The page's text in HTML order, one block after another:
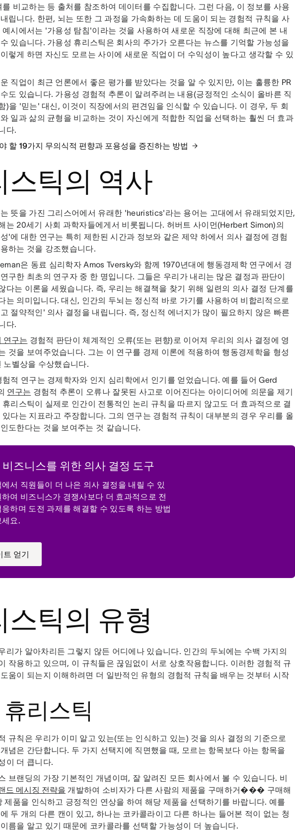
를 비교하는 등 출처를 참조하여 데이터를 수집합니다. 그런 다음, 이 정보를 사용
립니다. 한편, 뇌는 또한 그 과정을 가속화하는 데 도움이 되는 경험적 규칙을 사
예시에서는 '가용성 탐침'이라는 것을 사용하여 새로운 직장에 대해 최근에 본 내
있습니다. 가용성 휴리스틱은 회사의 주가가 오른다는 뉴스를 기억할 가능성을
렇게 하면 자신도 모르는 사이에 새로운 직업이 더 수익성이 높다고 생각할 수 있
직업이 최근 언론에서 좋은 평가를 받았다는 것을 알 수 있지만, 이는 훌륭한 PR
도 있습니다. 가용성 경험적 추론이 알려주려는 내용(긍정적인 소식이 올바른 직
)을 '믿는' 대신, 이것이 직장에서의 편견임을 인식할 수 있습니다. 이 경우, 두 회
일과 삶의 균형을 비교하는 것이 자신에게 적합한 직업을 선택하는 훨씬 더 효과
다.
할 19가지 무의식적 편향과 포용성을 증진하는 방법
스틱의 역사
뜻을 가진 그리스어에서 유래한 'heuristics'라는 용어는 고대에서 유래되었지만,
는 20세기 사회 과학자들에게서 비롯됩니다. 허버트 사이먼(Herbert Simon)의
'에 대한 연구는 특히 제한된 시간과 정보와 같은 제약 하에서 의사 결정에 경험
하는 것을 강조했습니다.
은 동료 심리학자 Amos Tversky와 함께 1970년대에 행동경제학 연구에서 경
구한 최초의 연구자 중 한 명입니다. 그들은 우리가 내리는 많은 결정과 판단이
다는 이론을 세웠습니다. 즉, 우리는 해결책을 찾기 위해 일련의 의사 결정 단계를
는 의미입니다. 대신, 인간의 두뇌는 정신적 바로 가기를 사용하여 비합리적으로
절약적인' 의사 결정을 내립니다. 즉, 정신적 에너지가 많이 필요하지 않은 빠른
다.
연구는 경험적 판단이 체계적인 오류(또는 편향)로 이어져 우리의 의사 결정에 영
것을 보여주었습니다. 그는 이 연구를 경제 이론에 적용하여 행동경제학을 형성
노벨상을 수상했습니다.
험적 연구는 경제학자와 인지 심리학에서 인기를 얻었습니다. 예를 들어 Gerd
연구는 경험적 추론이 오류나 잘못된 사고로 이어진다는 아이디어에 의문을 제기
휴리스틱이 실제로 인간이 전통적인 논리 규칙을 따르지 않고도 더 효과적으로 결
있다는 지표라고 주장합니다. 그의 연구는 경험적 규칙이 대부분의 경우 우리를 올
도한다는 것을 보여주는 것 같습니다.
비즈니스를 위한 의사 결정 도구
서 직원들이 더 나은 의사 결정을 내릴 수 있
하여 비즈니스가 경쟁사보다 더 효과적으로 전
하며 도전 과제를 해결할 수 있도록 하는 방법
세요.
트 얻기
스틱의 유형
리가 알아차리든 그렇지 않든 어디에나 있습니다. 인간의 두뇌에는 수백 가지의
작용하고 있으며, 이 규칙들은 끊임없이 서로 상호작용합니다. 이러한 경험적 규
움이 되는지 이해하려면 더 일반적인 유형의 경험적 규칙을 배우는 것부터 시작
휴리스틱
규칙은 우리가 이미 알고 있는(또는 인식하고 있는) 것을 의사 결정의 기준으로
념은 간단합니다. 두 가지 선택지에 직면했을 때, 모르는 항목보다 아는 항목을
이 더 큽니다.
브랜딩의 가장 기본적인 개념이며, 잘 알려진 모든 회사에서 볼 수 있습니다. 비
드 메시징 전략을 개발하여 소비자가 다른 사람의 제품을 구매하거��� 구매해
제품을 인식하고 긍정적인 연상을 하여 해당 제품을 선택하기를 바랍니다. 예를
두 개의 다른 캔이 있고, 하나는 코카콜라이고 다른 하나는 들어본 적이 없는 청
름을 알고 있기 때문에 코카콜라를 선택할 가능성이 더 높습니다.